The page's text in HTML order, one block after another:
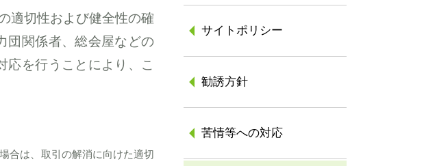
適切性および健全性の確
団関係者、総会屋などの
応を行うことにより、こ
合は、取引の解消に向けた適切
サイトポリシー
勧誘方針
苦情等への対応